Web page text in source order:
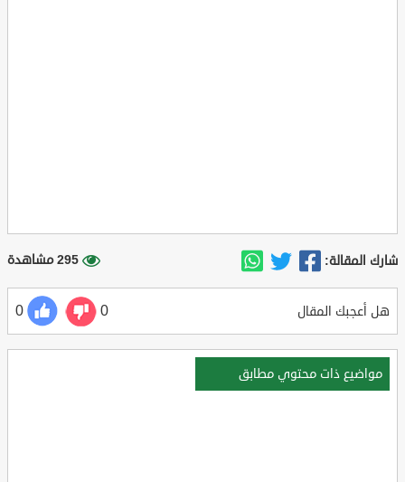
شارك المقالة: 295 مشاهدة
هل أعجبك المقال 0
0
مواضيع ذات محتوي مطابق